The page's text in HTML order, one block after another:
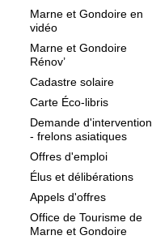
Marne et Gondoire en
vidéo
Marne et Gondoire
Rénov’
Cadastre solaire
Carte Éco-libris
Demande d'intervention
- frelons asiatiques
Offres d'emploi
Élus et délibérations
Appels d'offres
Office de Tourisme de
Marne et Gondoire